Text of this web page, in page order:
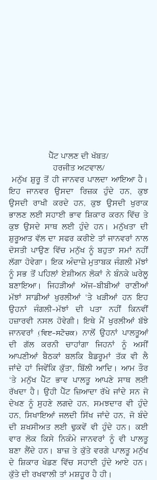
ਪੈੱਟ ਪਾਲਣ ਦੀ ਖੱਬਤ/
ਹਰਜੀਤ ਅਟਵਾਲ/
ਮਨੁੱਖ ਸ਼ੁਰੂ ਤੋਂ ਹੀ ਜਾਨਵਰ ਪਾਲਦਾ ਆਇਆ ਹੈ।
ਇਹ ਜਾਨਵਰ ਉਸਦਾ ਰਿਜ਼ਕ ਹੁੰਦੇ ਹਨ, ਕੁਝ
ਉਸਦੀ ਰਾਖੀ ਕਰਦੇ ਹਨ, ਕੁਝ ਉਸਦੀ ਖੁਰਾਕ
ਭਾਲਣ ਲਈ ਸਹਾਈ ਭਾਵ ਸ਼ਿਕਾਰ ਕਰਨ ਵਿੱਚ ਤੇ
ਕੁਝ ਉਸਦੇ ਸਾਥ ਲਈ ਹੁੰਦੇ ਹਨ। ਮਨੁੱਖਤਾ ਦੀ
ਸ਼ੁਰੂਆਤ ਵੱਲ ਦਾ ਸਫਰ ਕਰੀਏ ਤਾਂ ਜਾਨਵਰਾਂ ਨਾਲ
ਦੋਸਤੀ ਪਾਉਣ ਵਿੱਚ ਮਨੁੱਖ ਨੂੰ ਬਹੁਤਾ ਸਮਾਂ ਨਹੀਂ
ਲੱਗਾ ਹੋਵੇਗਾ। ਇਕ ਅੰਦਾਜ਼ੇ ਮੁਤਾਬਕ ਜੰਗਲੀ ਮੱਝਾਂ
ਨੂੰ ਸਭ ਤੋਂ ਪਹਿਲਾਂ ਏਸ਼ੀਅਨ ਲੋਕਾਂ ਨੇ ਬੰਨਕੇ ਘਰੇਲੂ
ਬਣਾਇਆ। ਜਿਹੜੀਆਂ ਅੱਜ-ਬੀਬੀਆਂ ਰਾਣੀਆਂ
ਮੱਝਾਂ ਸਾਡੀਆਂ ਖੁਰਲੀਆਂ ‘ਤੇ ਖੜੀਆਂ ਹਨ ਇਹ
ਉਹਨਾਂ ਜੰਗਲੀ-ਮੱਝਾਂ ਦੀ ਪਤਾ ਨਹੀਂ ਕਿਨਵੀਂ
ਹਜ਼ਾਰਵੀ ਨਸਲ ਹੋਵੇਗੀ। ਇਥੇ ਮੈਂ ਖੁਰਲੀਆਂ ਬੱਝੇ
ਜਾਨਵਰਾਂ (Live-stock) ਨਾਲੋਂ ਉਹਨਾਂ ਪਾਲਤੂਆਂ
ਦੀ ਗੱਲ ਕਰਨੀ ਚਾਹਾਂਗਾ ਜਿਹਨਾਂ ਨੂੰ ਅਸੀਂ
ਆਪਣੀਆਂ ਬੈਠਕਾਂ ਬਲਕਿ ਬੈਡਰੂਮਾਂ ਤੱਕ ਵੀ ਲੈ
ਜਾਂਦੇ ਹਾਂ ਜਿਵੇਂਕਿ ਕੁੱਤਾ, ਬਿੱਲੀ ਆਦਿ। ਆਮ ਤੌਰ
‘ਤੇ ਮਨੁੱਖ ਪੈੱਟ ਭਾਵ ਪਾਲਤੂ ਆਪਣੇ ਸਾਥ ਲਈ
ਰੱਖਦਾ ਹੈ। ਉਹੀ ਪੈੱਟ ਜ਼ਿਆਦਾ ਰੱਖੇ ਜਾਂਦੇ ਸਨ ਜੋ
ਦੇਖਣ ਨੂੰ ਸੁਹਣੇ ਲਗਦੇ ਹਨ, ਸਮਝਦਾਰ ਵੀ ਹੁੰਦੇ
ਹਨ, ਸਿਖਾਇਆਂ ਜਲਦੀ ਸਿੱਖ ਜਾਂਦੇ ਹਨ, ਜੋ ਬੰਦੇ
ਦੀ ਸ਼ਖਸੀਅਤ ਲਈ ਢੁਕਵੇਂ ਵੀ ਹੁੰਦੇ ਹਨ। ਕਈ
ਵਾਰ ਲੋਕ ਕਿਸੇ ਨਿਕੰਮੇ ਜਾਨਵਰਾਂ ਨੂੰ ਵੀ ਪਾਲਤੂ
ਬਣਾ ਲੈਂਦੇ ਹਨ। ਬਾਜ਼ ਤੇ ਕੁੱਤੇ ਵਰਗੇ ਪਾਲਤੂ ਮਨੁੱਖ
ਦੇ ਸ਼ਿਕਾਰ ਖੇਡਣ ਵਿੱਚ ਸਹਾਈ ਹੁੰਦੇ ਆਏ ਹਨ।
ਕੁੱਤੇ ਦੀ ਰਖਵਾਲੀ ਤਾਂ ਮਸ਼ਹੂਰ ਹੈ ਹੀ।